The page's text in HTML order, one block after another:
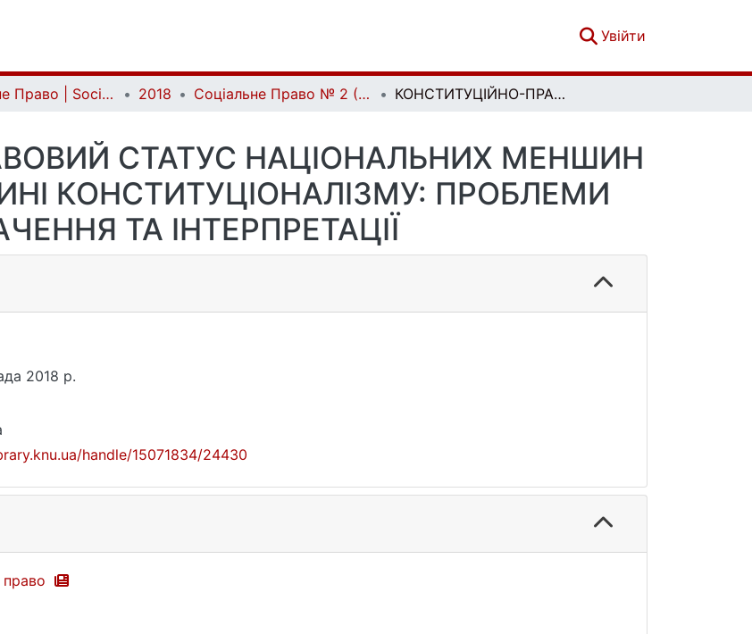
Увійти
Соціальне Право | Social Law 2018 Соціальне Право № 2 (2018) КОНСТИТУЦІЙНО-ПРАВОВИЙ СТАТУС НАЦІОНАЛЬНИХ МЕНШИН У СУЧАСНІЙ ДОКТРИНІ КОНСТИТУЦІОНАЛІЗМУ: ПРОБЛЕМИ ВИЗНАЧЕННЯ ТА ІНТЕРПРЕТАЦІЇ
СТАТУС НАЦІОНАЛЬНИХ МЕНШИН
КОНСТИТУЦІОНАЛІЗМУ: ПРОБЛЕМИ
ТА ІНТЕРПРЕТАЦІЇ
2018 р.
handle/15071834/24430
право